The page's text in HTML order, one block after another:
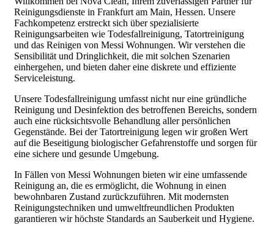
Reinigungsdienste in Frankfurt am Main, Hessen. Unsere
Fachkompetenz erstreckt sich über spezialisierte
Reinigungsarbeiten wie Todesfallreinigung, Tatortreinigung
und das Reinigen von Messi Wohnungen. Wir verstehen die
Sensibilität und Dringlichkeit, die mit solchen Szenarien
einhergehen, und bieten daher eine diskrete und effiziente
Serviceleistung.
Unsere Todesfallreinigung umfasst nicht nur eine gründliche
Reinigung und Desinfektion des betroffenen Bereichs, sondern
auch eine rücksichtsvolle Behandlung aller persönlichen
Gegenstände. Bei der Tatortreinigung legen wir großen Wert
auf die Beseitigung biologischer Gefahrenstoffe und sorgen für
eine sichere und gesunde Umgebung.
In Fällen von Messi Wohnungen bieten wir eine umfassende
Reinigung an, die es ermöglicht, die Wohnung in einen
bewohnbaren Zustand zurückzuführen. Mit modernsten
Reinigungstechniken und umweltfreundlichen Produkten
garantieren wir höchste Standards an Sauberkeit und Hygiene.